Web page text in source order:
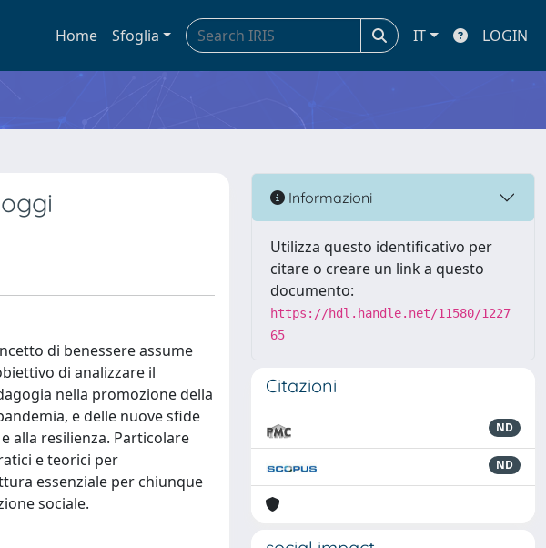
Home Sfoglia IT LOGIN
di benessere assume
di analizzare il
nella promozione della
e delle nuove sfide
alla resilienza. Particolare
e teorici per
essenziale per chiunque
sociale.
Informazioni
Utilizza questo identificativo per
citare o creare un link a questo
documento:
https://hdl.handle.net/11580/1227
65
Citazioni
ND
ND